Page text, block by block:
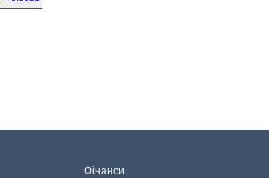
Фінанси